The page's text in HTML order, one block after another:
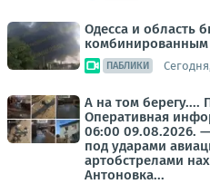
Одесса и область
комбинированным
ПАБЛИКИ
А на том
Оперативная
06:00 09.08.2026.
под ударами
артобстрелами
Антоновка...